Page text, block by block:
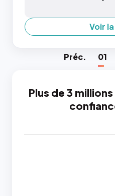
Voir
Préc. 01
Plus de 3